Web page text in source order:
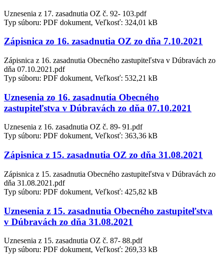
Uznesenia z 17. zasadnutia OZ č. 92- 103.pdf
Typ súboru: PDF dokument, Veľkosť: 324,01 kB
Zápisnica zo 16. zasadnutia OZ zo dňa 7.10.2021
Zápisnica z 16. zasadnutia Obecného zastupiteľstva v Dúbravách zo
dňa 07.10.2021.pdf
Typ súboru: PDF dokument, Veľkosť: 532,21 kB
Uznesenia zo 16. zasadnutia Obecného
zastupiteľstva v Dúbravách zo dňa 07.10.2021
Uznesenia z 16. zasadnutia OZ č. 89- 91.pdf
Typ súboru: PDF dokument, Veľkosť: 363,36 kB
Zápisnica z 15. zasadnutia OZ zo dňa 31.08.2021
Zápisnica z 15. zasadnutia Obecného zastupiteľstva v Dúbravách zo
dňa 31.08.2021.pdf
Typ súboru: PDF dokument, Veľkosť: 425,82 kB
Uznesenia z 15. zasadnutia Obecného zastupiteľstva
v Dúbravách zo dňa 31.08.2021
Uznesenia z 15. zasadnutia OZ č. 87- 88.pdf
Typ súboru: PDF dokument, Veľkosť: 269,33 kB